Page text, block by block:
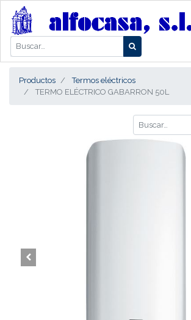
Productos
Termos eléctricos
TERMO ELÉCTRICO GABARRON 50L